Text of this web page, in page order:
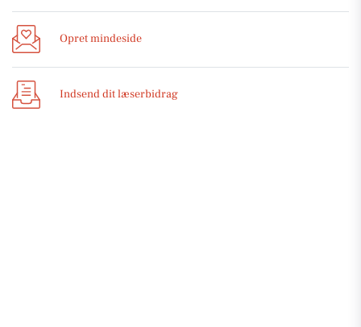
Opret mindeside
Indsend dit læserbidrag